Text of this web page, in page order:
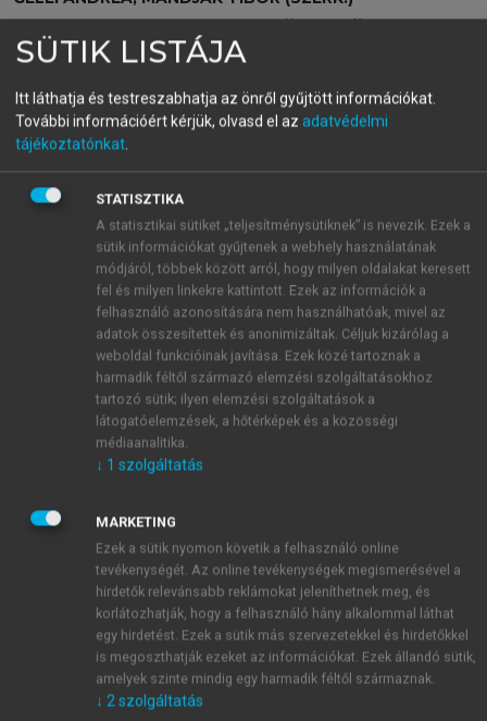
Dzsungel vagy esőerdő?
Az üzleti kapcsolatok hálózata
menu_book OLVASÁS
Interakció, szereplők és
térbeliség
Az interakció térbeli megjelenése az interakcióban
részt vevő szereplőkre hasonló hatást gyakorol, mint
azt az erőforrások kapcsán a korábbiakban már
bemutattuk. E hatások középpontjában a különböző
interakciókban részt vevő aktorok közötti
különbözőség áll. Minden szereplő az interakciók
által határozza meg saját identitását a partnereivel
mások tükrében értelmeződik, s ez elvezet az
összekapcsolódottságkialakulásához. Ez az
összekapcsolódottság fontos jellemzője a két
együttműködő fél között kialakuló kapcsolatnak, de
fontos kiemelni, hogy ez a jellemző valós
tartalommal mindig csak a többi szereplő
viszonyrendszerében értelmezhető igazán. Az
összekapcsolódottság központi jellemzője egy olyan
SÜTIK LISTÁJA
Itt láthatja és testreszabhatja az önről gyűjtött információkat.
További információért kérjük, olvasd el az adatvédelmi
tájékoztatónkat.
STATISZTIKA
A statisztikai sütiket „teljesítménysütiknek” is nevezik. Ezek a
sütik információkat gyűjtenek a webhely használatának
módjáról, többek között arról, hogy milyen oldalakat keresett
fel és milyen linkekre kattintott. Ezek az információk a
felhasználó azonosítására nem használhatóak, mivel az
adatok összesítettek és anonimizáltak. Céljuk kizárólag a
weboldal funkcióinak javítása. Ezek közé tartoznak a
harmadik féltől származó elemzési szolgáltatásokhoz
tartozó sütik; ilyen elemzési szolgáltatások a
látogatóelemzések, a hőtérképek és a közösségi
médiaanalitika.
↓ 1 szolgáltatás
MARKETING
Ezek a sütik nyomon követik a felhasználó online
tevékenységét. Az online tevékenységek megismerésével a
hirdetők relevánsabb reklámokat jeleníthetnek meg, és
korlátozhatják, hogy a felhasználó hány alkalommal láthat
egy hirdetést. Ezek a sütik más szervezetekkel és hirdetőkkel
is megoszthatják ezeket az információkat. Ezek állandó sütik,
amelyek szinte mindig egy harmadik féltől származnak.
↓ 2szolgáltatás